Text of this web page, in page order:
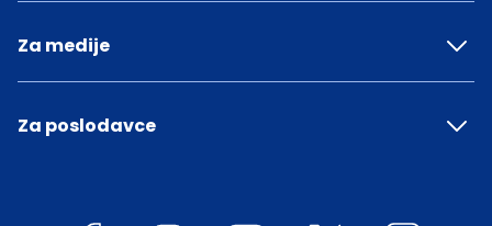
Za medije
Za poslodavce